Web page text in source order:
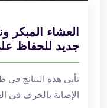
جديد للحفاظ
تأتي هذه النتائج في
الإصابة بالخرف في